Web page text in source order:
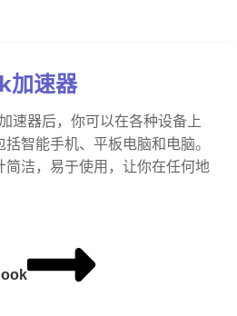
加速器
速器后，你可以在各种设备上
智能手机、平板电脑和电脑。
简洁，易于使用，让你在任何地